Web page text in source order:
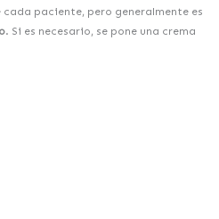
cada paciente, pero generalmente es
. Si es necesario, se pone una crema